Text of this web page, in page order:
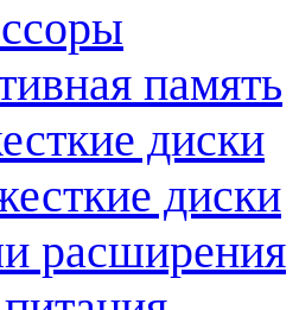
память
диски
диски
расширения